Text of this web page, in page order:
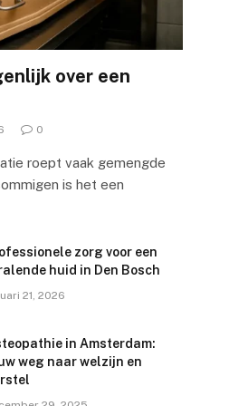
over een
0
roept vaak gemengde
is het een
zorg voor een
huid in Den Bosch
21, 2026
in Amsterdam:
weg naar welzijn en